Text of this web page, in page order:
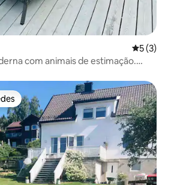
5 de
5 (3)
com animais de estimação.